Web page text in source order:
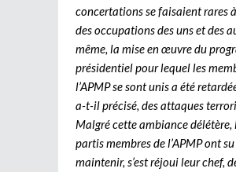
concertations se faisaient rares
des occupations des uns et des
même, la mise en œuvre du
présidentiel pour lequel les
l’APMP se sont unis a été
a-t-il précisé, des attaques
Malgré cette ambiance délétère,
partis membres de l’APMP ont su
maintenir, s’est réjoui leur chef,